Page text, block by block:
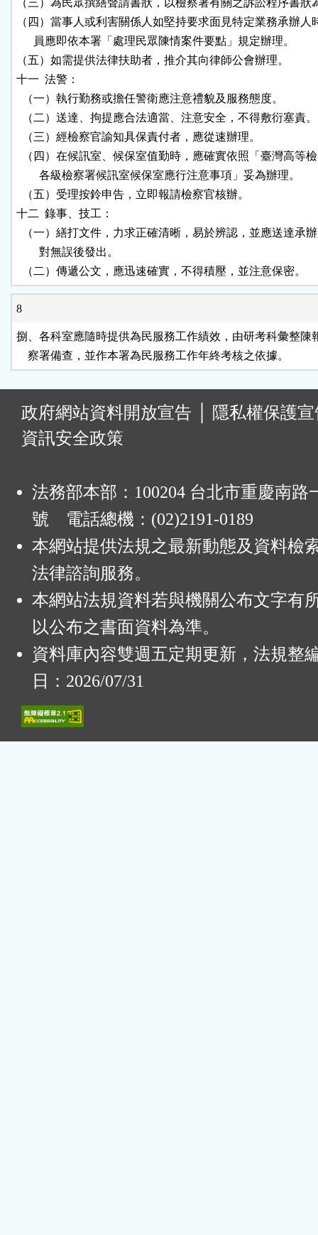
（三）為民眾撰繕聲請書狀，以檢察署有關之訴訟程序書狀
（四）當事人或利害關係人如堅持要求面見特定業務承辦人
      員應即依本署「處理民眾陳情案件要點」規定辦理。
（五）如需提供法律扶助者，推介其向律師公會辦理。
十一  法警：
  （一）執行勤務或擔任警衛應注意禮貌及服務態度。
  （二）送達、拘提應合法適當、注意安全，不得敷衍塞責。
  （三）經檢察官諭知具保責付者，應從速辦理。
（四）在候訊室、候保室值勤時，應確實依照「臺灣高等
        各級檢察署候訊室候保室應行注意事項」妥為辦理。
  （五）受理按鈴申告，立即報請檢察官核辦。
十二  錄事、技工：
（一）繕打文件，力求正確清晰，易於辨認，並應送達承
        對無誤後發出。
  （二）傳遞公文，應迅速確實，不得積壓，並注意保密。
8
捌、各科室應隨時提供為民服務工作績效，由研考科彙整陳
    察署備查，並作本署為民服務工作年終考核之依據。
政府網站資料開放宣告
隱私權保護
資訊安全政策
法務部本部：100204 台北市重慶南路
號 電話總機：(02)2191-0189
本網站提供法規之最新動態及資料檢
法律諮詢服務。
本網站法規資料若與機關公布文字有
以公布之書面資料為準。
資料庫內容雙週五定期更新，法規整
日：2026/07/31